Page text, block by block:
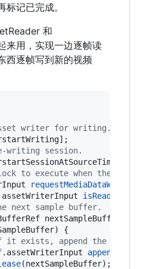
记已完成。
和
来用，实现一边逐帧读
西逐帧写到新的视频
writer for writing.
writing session.
to execute when the
next sample buffer.
nextSampleBuffer = [
{
it exists, append the next
.assetWriterInput
(nextSampleBuffer);